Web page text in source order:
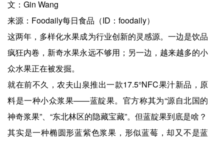
文：Gin Wang
来源：Foodaily每日食品（ID：foodaily）
这两年，多样化水果成为行业创新的灵感源。一边是饮品
疯狂内卷，新奇水果永远不够用；另一边，越来越多的小
众水果正在被发掘。
就在前不久，农夫山泉推出一款17.5°NFC果汁新品，原
料是一种小众浆果——蓝靛果。官方称其为“源自北国的
神奇浆果”、“东北林区的隐藏宝藏”。但蓝靛果到底是啥？
其实是一种椭圆形蓝紫色浆果，形似蓝莓，却又不是蓝